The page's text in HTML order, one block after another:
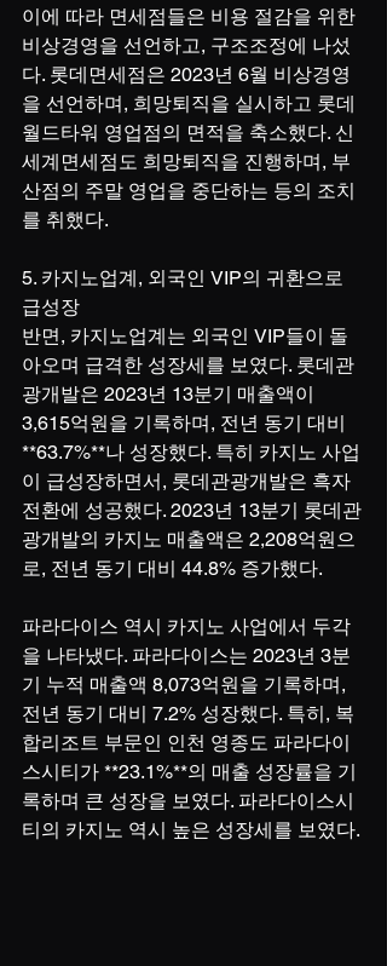
이에 따라 면세점들은 비용 절감을 위한
비상경영을 선언하고, 구조조정에 나섰
다. 롯데면세점은 2023년 6월 비상경영
을 선언하며, 희망퇴직을 실시하고 롯데
월드타워 영업점의 면적을 축소했다. 신
세계면세점도 희망퇴직을 진행하며, 부
산점의 주말 영업을 중단하는 등의 조치
를 취했다.
5. 카지노업계, 외국인 VIP의 귀환으로
급성장
반면, 카지노업계는 외국인 VIP들이 돌
아오며 급격한 성장세를 보였다. 롯데관
광개발은 2023년 13분기 매출액이
3,615억원을 기록하며, 전년 동기 대비
**63.7%**나 성장했다. 특히 카지노 사업
이 급성장하면서, 롯데관광개발은 흑자
전환에 성공했다. 2023년 13분기 롯데관
광개발의 카지노 매출액은 2,208억원으
로, 전년 동기 대비 44.8% 증가했다.
파라다이스 역시 카지노 사업에서 두각
을 나타냈다. 파라다이스는 2023년 3분
기 누적 매출액 8,073억원을 기록하며,
전년 동기 대비 7.2% 성장했다. 특히, 복
합리조트 부문인 인천 영종도 파라다이
스시티가 **23.1%**의 매출 성장률을 기
록하며 큰 성장을 보였다. 파라다이스시
티의 카지노 역시 높은 성장세를 보였다.